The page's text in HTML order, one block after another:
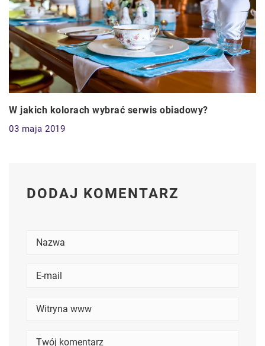
W jakich kolorach wybrać serwis obiadowy?
03 maja 2019
DODAJ KOMENTARZ